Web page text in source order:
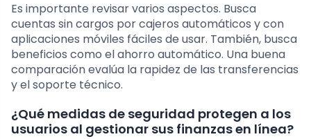
Es importante revisar varios aspectos. Busca
cuentas sin cargos por cajeros automáticos y con
aplicaciones móviles fáciles de usar. También, busca
beneficios como el ahorro automático. Una buena
comparación evalúa la rapidez de las transferencias
y el soporte técnico.
¿Qué medidas de seguridad protegen a los
usuarios al gestionar sus finanzas en línea?